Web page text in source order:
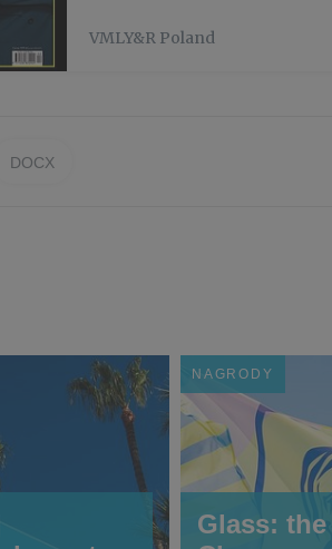
VMLY&R Poland
DOCX
NAGRODY
Glass: